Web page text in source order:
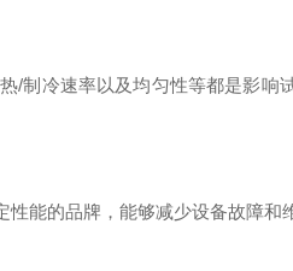
冷速率以及均匀性等都是影响
的品牌，能够减少设备故障和